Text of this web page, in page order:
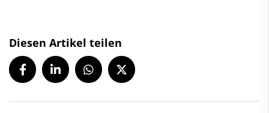
Diesen Artikel teilen